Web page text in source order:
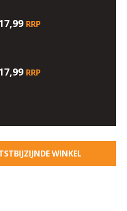
RRP
RRP
WINKEL